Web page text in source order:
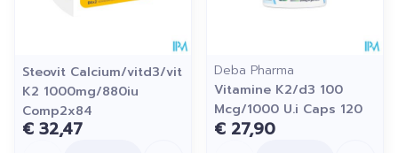
Steovit Calcium/vitd3/vit
K2 1000mg/880iu
Comp2x84
€ 32,47
Deba Pharma
Vitamine K2/d3 100
Mcg/1000 U.i Caps 120
€ 27,90